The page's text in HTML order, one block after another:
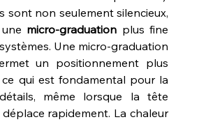
sont non seulement silencieux,
micro-graduation plus fine
Une micro-graduation
un positionnement plus
ce qui est fondamental pour la
même lorsque la tête
rapidement. La chaleur